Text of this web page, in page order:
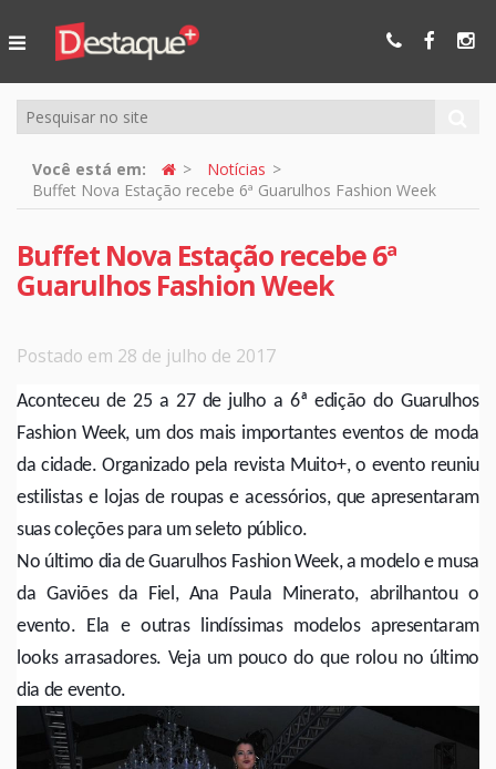
Online
Você está em:
Notícias
Buffet Nova Estação recebe 6ª Guarulhos Fashion Week
Buffet Nova Estação recebe 6ª
Guarulhos Fashion Week
Postado em 28 de julho de 2017
Aconteceu de 25 a 27 de julho a 6ª edição do Guarulhos
Fashion Week, um dos mais importantes eventos de moda
da cidade. Organizado pela revista Muito+, o evento reuniu
estilistas e lojas de roupas e acessórios, que apresentaram
suas coleções para um seleto público.
No último dia de Guarulhos Fashion Week, a modelo e musa
da Gaviões da Fiel, Ana Paula Minerato, abrilhantou o
evento. Ela e outras lindíssimas modelos apresentaram
looks arrasadores. Veja um pouco do que rolou no último
dia de evento.